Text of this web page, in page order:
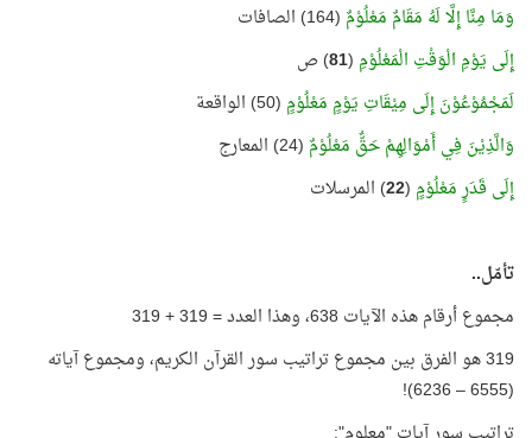
وَمَا مِنَّا إِلَّا لَهُ مَقَامٌ مَعْلُوْمٌ (164) الصافات
إِلَى يَوْمِ الْوَقْتِ الْمَعْلُوْمِ (
81) ص
لَمَجْمُوْعُوْنَ إِلَى مِيْقَاتِ يَوْمٍ مَعْلُوْمٍ (50) الواقعة
وَالَّذِيْنَ فِي أَمْوَالِهِمْ حَقٌّ مَعْلُوْمٌ (24) المعارج
إِلَى قَدَرٍ مَعْلُوْمٍ (
22) المرسلات
تأمّل..
مجموع أرقام هذه الآيات 638، وهذا العدد = 319 + 319
319 هو الفرق بين مجموع تراتيب سور القرآن الكريم، ومجموع آياته
(6555 – 6236)!